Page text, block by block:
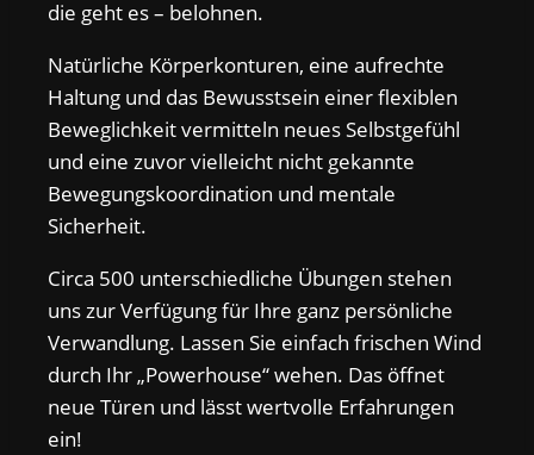
die geht es – belohnen.
Natürliche Körperkonturen, eine aufrechte
Haltung und das Bewusstsein einer flexiblen
Beweglichkeit vermitteln neues Selbstgefühl
und eine zuvor vielleicht nicht gekannte
Bewegungskoordination und mentale
Sicherheit.
Circa 500 unterschiedliche Übungen stehen
uns zur Verfügung für Ihre ganz persönliche
Verwandlung. Lassen Sie einfach frischen Wind
durch Ihr „Powerhouse“ wehen. Das öffnet
neue Türen und lässt wertvolle Erfahrungen
ein!